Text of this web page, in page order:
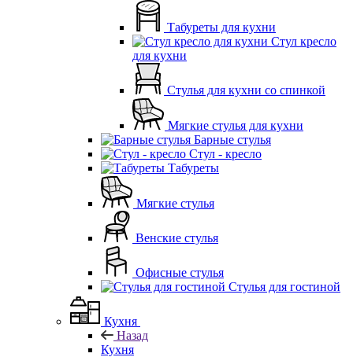
Табуреты для кухни
Стул кресло
для кухни
Стулья для кухни со спинкой
Мягкие стулья для кухни
Барные стулья
Стул - кресло
Табуреты
Мягкие стулья
Венские стулья
Офисные стулья
Стулья для гостиной
Кухня
Назад
Кухня